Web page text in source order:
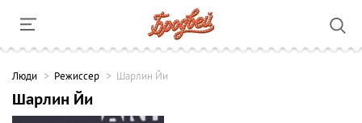
Люди Режиссер Шарлин Йи
Шарлин Йи